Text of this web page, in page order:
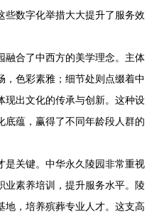
些数字化举措大大提升了服务效
融合了中西方的美学理念。主体
，色彩素雅；细节处则点缀着中
现出文化的传承与创新。这种设
底蕴，赢得了不同年龄段人群的
关键。 中华永久陵园非常重视
业素养培训，提升服务水平。陵
地，培养殡葬专业人才。这支高